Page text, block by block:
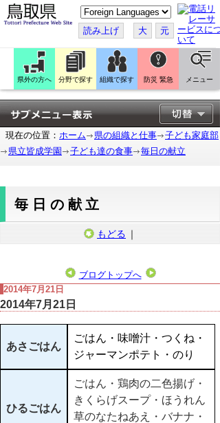
こ
の
ペ
ー
ジ
翻
訳
す
る
読み上げ 大 元
県外の方へ 分野で探す 組織で探す 防災 緊急 メニュー
現在の位置： ホーム 県の組織と仕事
子ども家庭部
県立皆成学園
子ども達の食事 毎日の献立
毎日の献立
もどる ｜
ブログトップへ
2014年7月21日
2014年7月21日
あさごはん
ごはん・味噌汁・つくね・
ジャーマンポテト・のり
ひるごはん
ごはん・鶏肉の二色揚げ・
きくらげスープ・ほうれん
草のなたねあえ・バナナ・